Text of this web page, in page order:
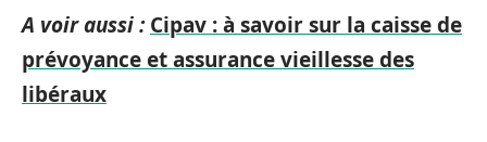
A voir aussi : Cipav : à savoir sur la caisse de
prévoyance et assurance vieillesse des
libéraux